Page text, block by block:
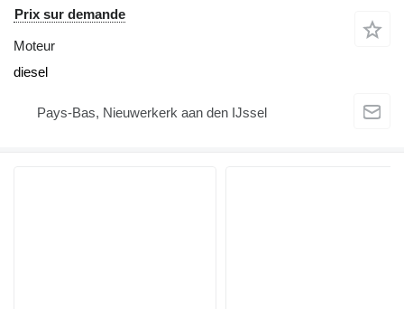
Prix sur demande
Moteur
diesel
Pays-Bas, Nieuwerkerk aan den IJssel